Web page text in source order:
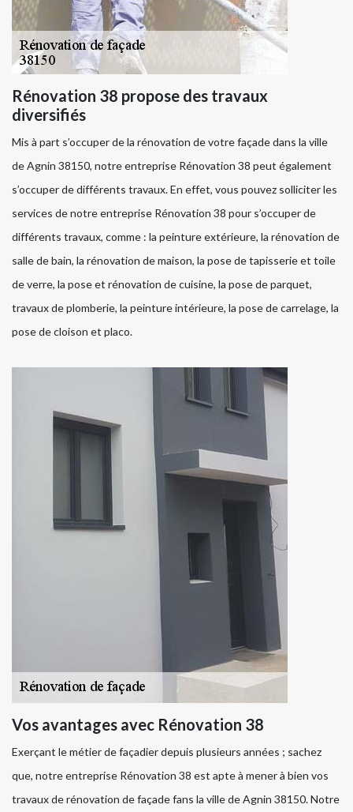
Rénovation 38 propose des travaux
diversifiés
Mis à part s’occuper de la rénovation de votre façade dans la ville
de Agnin 38150, notre entreprise Rénovation 38 peut également
s’occuper de différents travaux. En effet, vous pouvez solliciter les
services de notre entreprise Rénovation 38 pour s’occuper de
différents travaux, comme : la peinture extérieure, la rénovation de
salle de bain, la rénovation de maison, la pose de tapisserie et toile
de verre, la pose et rénovation de cuisine, la pose de parquet,
travaux de plomberie, la peinture intérieure, la pose de carrelage, la
pose de cloison et placo.
Vos avantages avec Rénovation 38
Exerçant le métier de façadier depuis plusieurs années ; sachez
que, notre entreprise Rénovation 38 est apte à mener à bien vos
travaux de rénovation de façade fans la ville de Agnin 38150. Notre